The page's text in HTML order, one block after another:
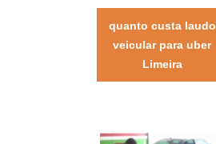
quanto custa laudo
veicular para uber
Limeira